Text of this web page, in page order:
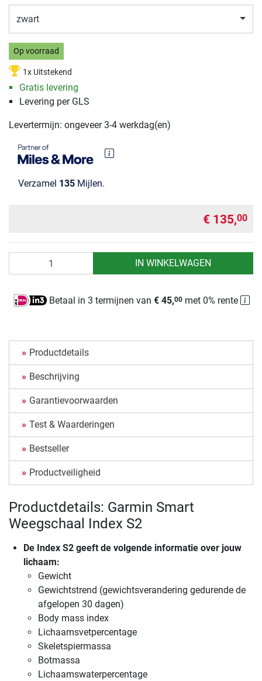
zwart
Op voorraad
1x Uitstekend
Gratis levering
Levering per GLS
Levertermijn: ongeveer 3-4 werkdag(en)
Verzamel 135 Mijlen.
€ 135,00
IN WINKELWAGEN
Betaal in 3 termijnen van € 45,00met 0% rente
Productdetails
Beschrijving
Garantievoorwaarden
Test & Waarderingen
Bestseller
Productveiligheid
Productdetails: Garmin Smart
Weegschaal Index S2
De Index S2 geeft de volgende informatie over jouw
lichaam:
Gewicht
Gewichtstrend (gewichtsverandering gedurende de
afgelopen 30 dagen)
Body mass index
Lichaamsvetpercentage
Skeletspiermassa
Botmassa
Lichaamswaterpercentage